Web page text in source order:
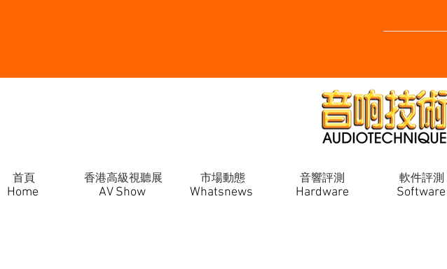
Home
首頁 香港高級視聽展 市場動態 音響評測 軟件評測
AV Show Whatsnews Hardware Software